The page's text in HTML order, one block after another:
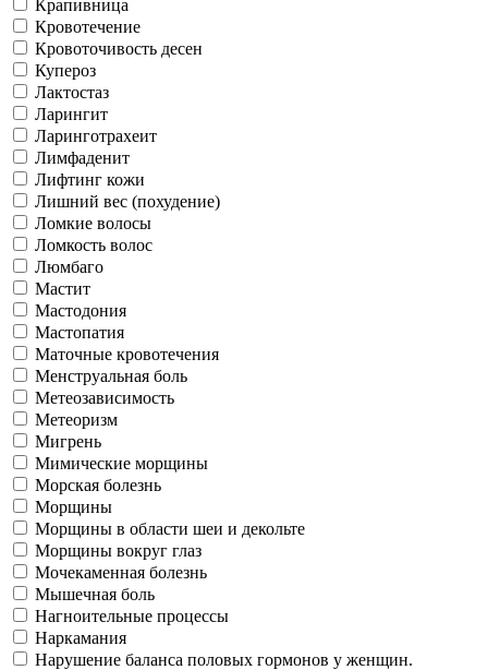
Крапивница
Кровотечение
Кровоточивость десен
Купероз
Лактостаз
Ларингит
Ларинготрахеит
Лимфаденит
Лифтинг кожи
Лишний вес (похудение)
Ломкие волосы
Ломкость волос
Люмбаго
Мастит
Мастодония
Мастопатия
Маточные кровотечения
Менструальная боль
Метеозависимость
Метеоризм
Мигрень
Мимические морщины
Морская болезнь
Морщины
Морщины в области шеи и декольте
Морщины вокруг глаз
Мочекаменная болезнь
Мышечная боль
Нагноительные процессы
Наркамания
Нарушение баланса половых гормонов у женщин.